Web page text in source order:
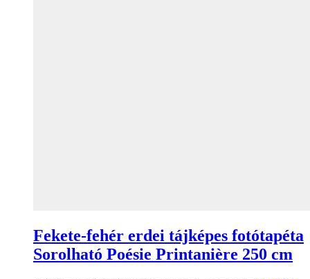
Fekete-fehér erdei tájképes fotótapéta
Sorolható Poésie Printanière 250 cm